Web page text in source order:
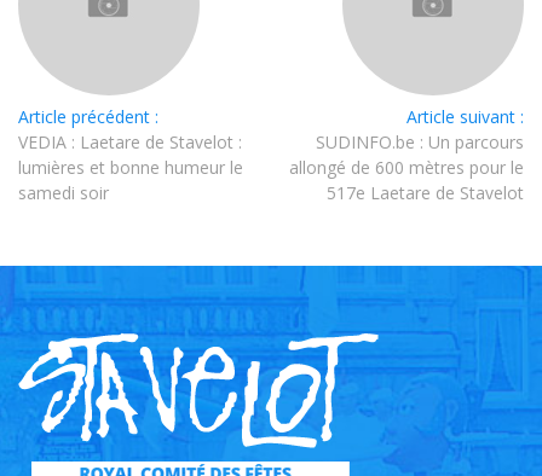
Article précédent :
VEDIA : Laetare de Stavelot :
lumières et bonne humeur le
samedi soir
Article suivant :
SUDINFO.be : Un parcours
allongé de 600 mètres pour le
517e Laetare de Stavelot